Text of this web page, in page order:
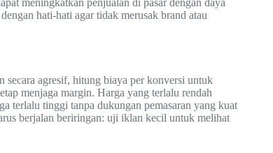
meningkatkan penjualan di pasar dengan daya
hati-hati agar tidak merusak brand atau
secara agresif, hitung biaya per konversi untuk
menjaga margin. Harga yang terlalu rendah
terlalu tinggi tanpa dukungan pemasaran yang kuat
berjalan beriringan: uji iklan kecil untuk melihat